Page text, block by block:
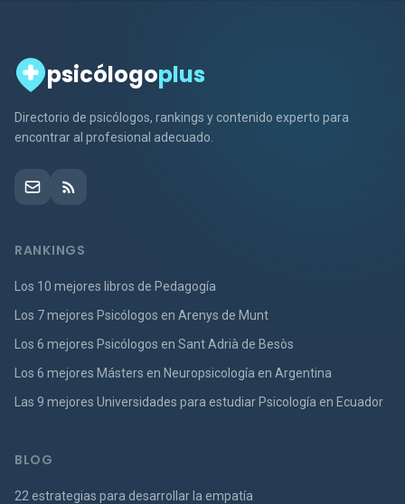
psicólogoplus
Directorio de psicólogos, rankings y contenido experto para
encontrar al profesional adecuado.
RANKINGS
Los 10 mejores libros de Pedagogía
Los 7 mejores Psicólogos en Arenys de Munt
Los 6 mejores Psicólogos en Sant Adrià de Besòs
Los 6 mejores Másters en Neuropsicología en Argentina
Las 9 mejores Universidades para estudiar Psicología en Ecuador
BLOG
22 estrategias para desarrollar la empatía